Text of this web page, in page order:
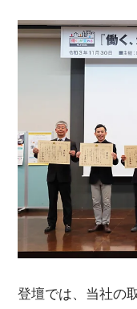
登壇では、当社の